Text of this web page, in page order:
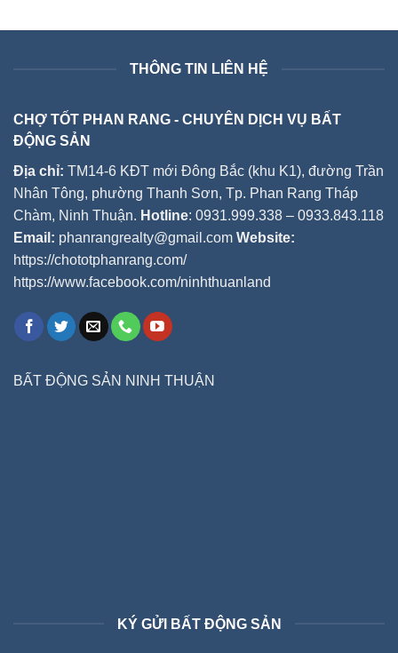
THÔNG TIN LIÊN HỆ
CHỢ TỐT PHAN RANG - CHUYÊN DỊCH VỤ BẤT
ĐỘNG SẢN
Địa chỉ: TM14-6 KĐT mới Đông Bắc (khu K1), đường Trần
Nhân Tông, phường Thanh Sơn, Tp. Phan Rang Tháp
Chàm, Ninh Thuận. Hotline: 0931.999.338 – 0933.843.118
Email: phanrangrealty@gmail.com Website:
https://chototphanrang.com/
https://www.facebook.com/ninhthuanland
BẤT ĐỘNG SẢN NINH THUẬN
KÝ GỬI BẤT ĐỘNG SẢN